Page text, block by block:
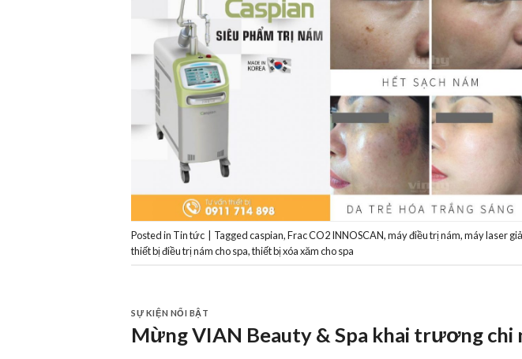
Posted in Tin tức Taggedcaspian,Frac CO2 INNOSCAN,máy điều trị nám,máy laser
thiết bị điều trị nám cho spa,thiết bị xóa xăm cho spa
SỰ KIỆN NỔI BẬT
Mừng VIAN Beauty & Spa khai trương chi